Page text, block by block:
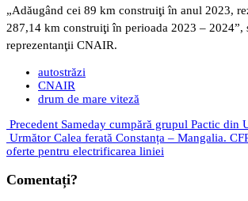
„Adăugând cei 89 km construiţi în anul 2023,
287,14 km construiţi în perioada 2023 – 2024”,
reprezentanţii CNAIR.
autostrăzi
CNAIR
drum de mare viteză
Precedent Sameday cumpără grupul Pactic din
Următor Calea ferată Constanța – Mangalia.
oferte pentru electrificarea liniei
Comentați?